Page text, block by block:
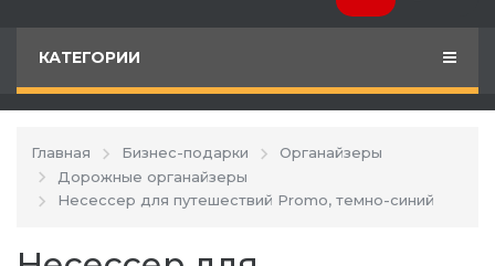
КАТЕГОРИИ
Главная Бизнес-подарки
Органайзеры
Дорожные органайзеры
Несессер для путешествий Promo, темно-синий